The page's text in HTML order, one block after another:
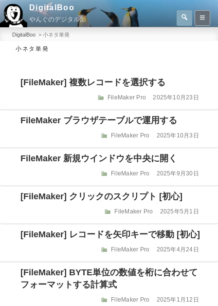
コ
ン
DigitalBoo
やんぐのデジタル部
検
検
索
DigitalBoo > 小ネタ単発
小ネタ単発
[FileMaker] 複数レコードを選択する
カ
ー
FileMaker Pro
投
日:
2025年10月23日
FileMaker ブラウザテーブルで運用する
カ
ゴ
リ
ー
FileMaker Pro
投2025年10月3日
FileMaker 新規ウインドウを中央に開く
カ
リ
ー
FileMaker Pro
投2025年9月30日
[FileMaker] クリックのスクリプト [初心]
カ
ゴ
リ
ー
FileMaker Pro
投
日:
2025年5月1日
[FileMaker] レコードを矢印キーで移動 [初心]
カ
リ
ー
FileMaker Pro
投
日:
2025年4月24日
[FileMaker] BYTE単位の数値を桁に合わせて
フォーマットする計算式
カ
FileMaker Pro
投2025年1月12日